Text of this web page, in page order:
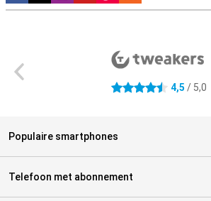
4.5 sterren 4,5 / 5,0
Populaire smartphones
Telefoon met abonnement